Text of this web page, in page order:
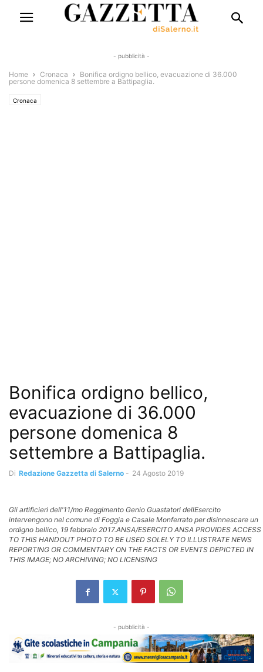
- pubblicità -
Home Cronaca
Bonifica ordigno bellico, evacuazione di 36.000
persone domenica 8 settembre a Battipaglia.
Cronaca
Bonifica ordigno bellico,
evacuazione di 36.000
persone domenica 8
settembre a Battipaglia.
Di Redazione Gazzetta di Salerno - 24 Agosto 2019
Gli artificieri dell'11/mo Reggimento Genio Guastatori dellEsercito
intervengono nel comune di Foggia e Casale Monferrato per disinnescare un
ordigno bellico, 19 febbraio 2017.ANSA/ESERCITO ANSA PROVIDES ACCESS
TO THIS HANDOUT PHOTO TO BE USED SOLELY TO ILLUSTRATE NEWS
REPORTING OR COMMENTARY ON THE FACTS OR EVENTS DEPICTED IN
THIS IMAGE; NO ARCHIVING; NO LICENSING
- pubblicità -